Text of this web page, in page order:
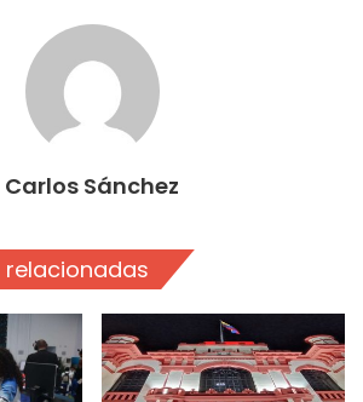
Carlos Sánchez
relacionadas